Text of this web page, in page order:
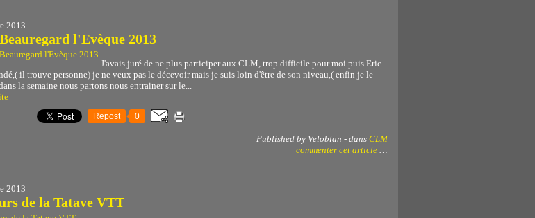
2013
l'Evèque 2013
J'avais juré de ne plus participer aux CLM, trop difficile pour moi puis Eric
il trouve personne) je ne veux pas le décevoir mais je suis loin d'être de son niveau,( enfin je le
la semaine nous partons nous entrainer sur le...
Repost 0
Published by Veloblan - dans CLM
commenter cet article …
2013
de la Tatave VTT